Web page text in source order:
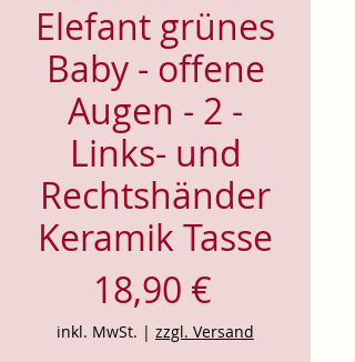
Elefant grünes
Baby - offene
Augen - 2 -
Links- und
Rechtshänder
Keramik Tasse
18,90 €
inkl. MwSt. | zzgl. Versand